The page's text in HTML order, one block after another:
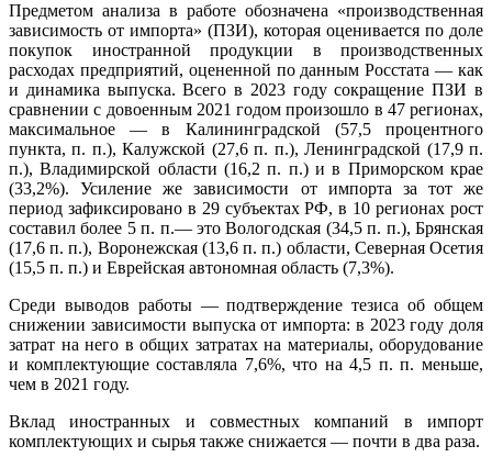
Предметом анализа в работе обозначена «производственная
зависимость от импорта» (ПЗИ), которая оценивается по доле
покупок иностранной продукции в производственных
расходах предприятий, оцененной по данным Росстата — как
и динамика выпуска. Всего в 2023 году сокращение ПЗИ в
сравнении с довоенным 2021 годом произошло в 47 регионах,
максимальное — в Калининградской (57,5 процентного
пункта, п. п.), Калужской (27,6 п. п.), Ленинградской (17,9 п.
п.), Владимирской области (16,2 п. п.) и в Приморском крае
(33,2%). Усиление же зависимости от импорта за тот же
период зафиксировано в 29 субъектах РФ, в 10 регионах рост
составил более 5 п. п.— это Вологодская (34,5 п. п.), Брянская
(17,6 п. п.), Воронежская (13,6 п. п.) области, Северная Осетия
(15,5 п. п.) и Еврейская автономная область (7,3%).
Среди выводов работы — подтверждение тезиса об общем
снижении зависимости выпуска от импорта: в 2023 году доля
затрат на него в общих затратах на материалы, оборудование
и комплектующие составляла 7,6%, что на 4,5 п. п. меньше,
чем в 2021 году.
Вклад иностранных и совместных компаний в импорт
комплектующих и сырья также снижается — почти в два раза.